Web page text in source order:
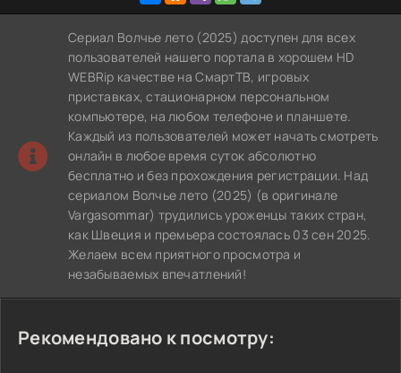
Сериал Волчье лето (2025) доступен для всех
пользователей нашего портала в хорошем HD
WEBRip качестве на СмартТВ, игровых
приставках, стационарном персональном
компьютере, на любом телефоне и планшете.
Каждый из пользователей может начать смотреть
онлайн в любое время суток абсолютно
бесплатно и без прохождения регистрации. Над
сериалом Волчье лето (2025) (в оригинале
Vargasommar) трудились уроженцы таких стран,
как Швеция и премьера состоялась 03 сен 2025.
Желаем всем приятного просмотра и
незабываемых впечатлений!
Рекомендовано к посмотру: